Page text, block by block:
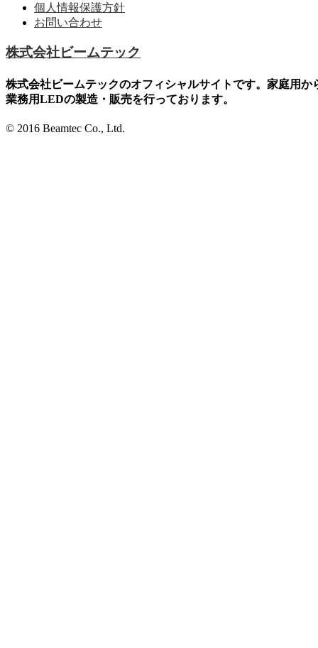
個人情報保護方針
お問い合わせ
株式会社ビームテック
株式会社ビームテックのオフィシャルサイトです。家庭用か
業務用LEDの製造・販売を行っております。
© 2016 Beamtec Co., Ltd.